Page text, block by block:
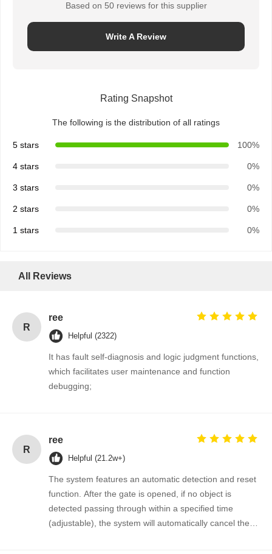
Based on 50 reviews for this supplier
Write A Review
Rating Snapshot
The following is the distribution of all ratings
5 stars 100%
4 stars 0%
3 stars 0%
2 stars 0%
1 stars 0%
All Reviews
R
ree
Helpful (2322)
It has fault self-diagnosis and logic judgment functions,
which facilitates user maintenance and function
debugging;
R
ree
Helpful (21.2w+)
The system features an automatic detection and reset
function. After the gate is opened, if no object is
detected passing through within a specified time
(adjustable), the system will automatically cancel the